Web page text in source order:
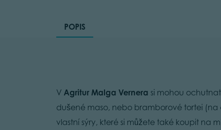
POPIS
V Agritur Malga Vernera si mohou
dušené maso, nebo bramborové tortei (na
vlastní sýry, které si můžete také koupit na